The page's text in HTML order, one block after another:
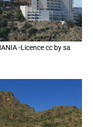
-Licence cc by sa